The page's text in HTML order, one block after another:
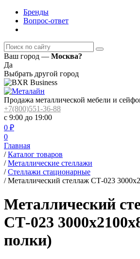
Бренды
Вопрос-ответ
Ваш город — Москва?
Да
Выбрать другой город
Продажа металлической мебели и
+7(800)551-36-88
с 9:00 до 19:00
0 ₽
0
Главная
/ Каталог товаров
/ Металлические стеллажи
/ Стеллажи стационарные
/ Металлический стеллаж СТ-023
Металлический
СТ-023
полки)